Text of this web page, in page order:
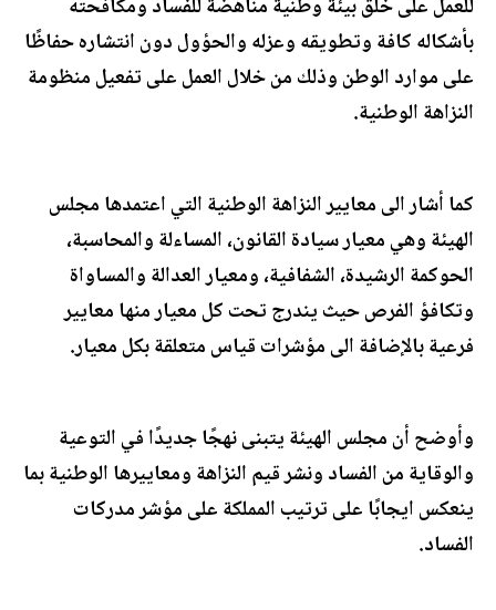
للعمل على خلق بيئة وطنية مناهضة للفساد ومكافحته
بأشكاله كافة وتطويقه وعزله والحؤول دون انتشاره حفاظًا
على موارد الوطن وذلك من خلال العمل على تفعيل منظومة
النزاهة الوطنية.
كما أشار الى معايير النزاهة الوطنية التي اعتمدها مجلس
الهيئة وهي معيار سيادة القانون، المساءلة والمحاسبة،
الحوكمة الرشيدة، الشفافية، ومعيار العدالة والمساواة
وتكافؤ الفرص حيث يندرج تحت كل معيار منها معايير
فرعية بالإضافة الى مؤشرات قياس متعلقة بكل معيار.
وأوضح أن مجلس الهيئة يتبنى نهجًا جديدًا في التوعية
والوقاية من الفساد ونشر قيم النزاهة ومعاييرها الوطنية بما
ينعكس ايجابًا على ترتيب المملكة على مؤشر مدركات
الفساد.